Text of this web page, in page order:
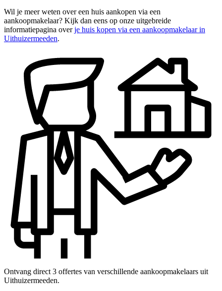
Wil je meer weten over een huis aankopen via een
aankoopmakelaar? Kijk dan eens op onze uitgebreide
informatiepagina overje huis kopen via een aankoopmakelaar in
Uithuizermeeden.
Ontvang direct 3 offertes van verschillende aankoopmakelaars uit
Uithuizermeeden.